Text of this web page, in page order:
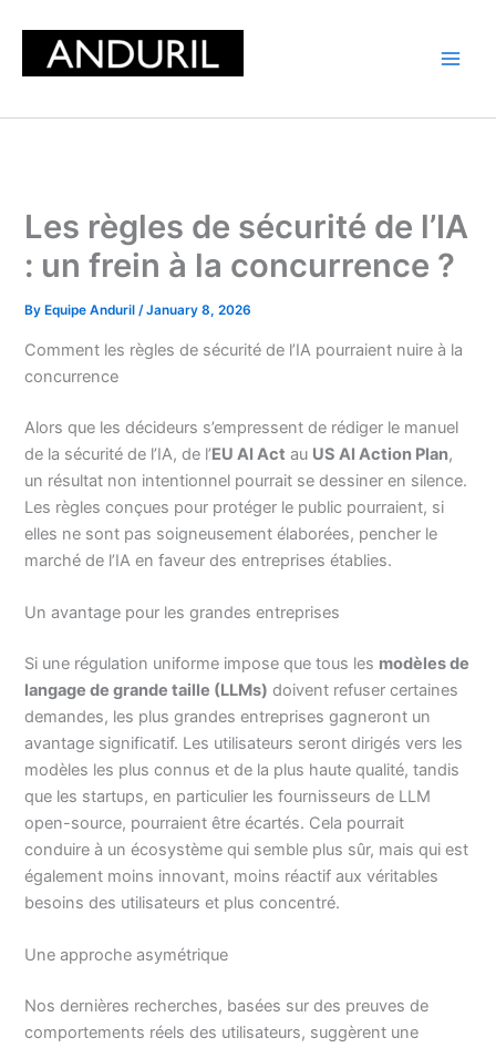
content
Les règles de sécurité de l’IA
: un frein à la concurrence ?
By Equipe Anduril/January 8, 2026
Comment les règles de sécurité de l’IA pourraient nuire à la
concurrence
Alors que les décideurs s’empressent de rédiger le manuel
de la sécurité de l’IA, de l’EU AI Act au US AI Action Plan,
un résultat non intentionnel pourrait se dessiner en silence.
Les règles conçues pour protéger le public pourraient, si
elles ne sont pas soigneusement élaborées, pencher le
marché de l’IA en faveur des entreprises établies.
Un avantage pour les grandes entreprises
Si une régulation uniforme impose que tous les modèles de
langage de grande taille (LLMs) doivent refuser certaines
demandes, les plus grandes entreprises gagneront un
avantage significatif. Les utilisateurs seront dirigés vers les
modèles les plus connus et de la plus haute qualité, tandis
que les startups, en particulier les fournisseurs de LLM
open-source, pourraient être écartés. Cela pourrait
conduire à un écosystème qui semble plus sûr, mais qui est
également moins innovant, moins réactif aux véritables
besoins des utilisateurs et plus concentré.
Une approche asymétrique
Nos dernières recherches, basées sur des preuves de
comportements réels des utilisateurs, suggèrent une